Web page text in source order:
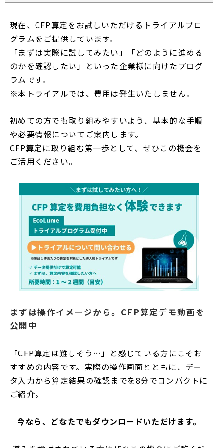
現在、CFP算定をお試しいただけるトライアルプロ
グラムをご提供しています。
「まずは実際に試してみたい」「どのように進める
のかを確認したい」といった企業様に向けたプログ
ラムです。
※本トライアルでは、費用は発生いたしません。
初めての方でも取り組みやすいよう、基本的な手順
や必要情報についてご案内します。
CFP算定に取り組む第一歩として、ぜひこの機会を
ご活用ください。
まずは操作イメージから。CFP算定デモ動画を
公開中
「CFP算定は難しそう…」と感じている方にこそお
すすめの内容です。実際の操作画面とともに、デー
タ入力から算定結果の確認までを8分でコンパクトに
ご紹介。
今なら、どなたでもダウンロードいただけます。